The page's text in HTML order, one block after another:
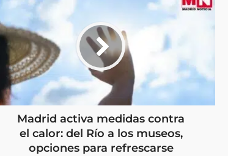
Madrid activa medidas contra
el calor: del Río a los museos,
opciones para refrescarse